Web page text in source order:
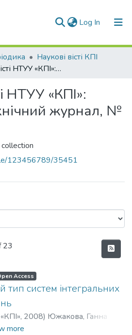
Log In (current)
Наукові вісті КПІ
Наукові вісті НТУУ «КПІ»: науково-технічний журнал, № 1(57)
НТУУ «КПІ»:
журнал, №
123456789/35451
23
Access
тип систем інтегральних
, 2008) Южакова, Ганна
more